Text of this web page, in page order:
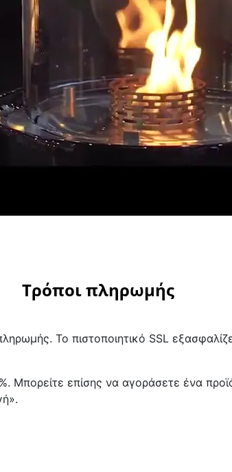
Τρόποι πληρωμής
Το πιστοποιητικό SSL
Μπορείτε επίσης να αγοράσετε ένα